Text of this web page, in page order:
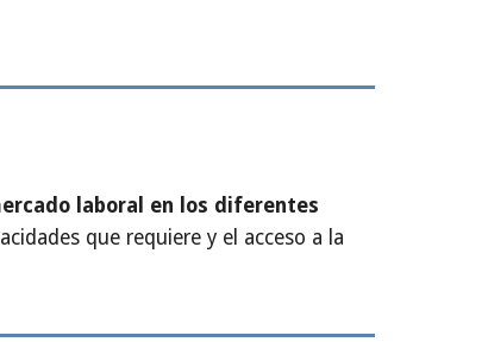
laboral en los diferentes
que requiere y el acceso a la